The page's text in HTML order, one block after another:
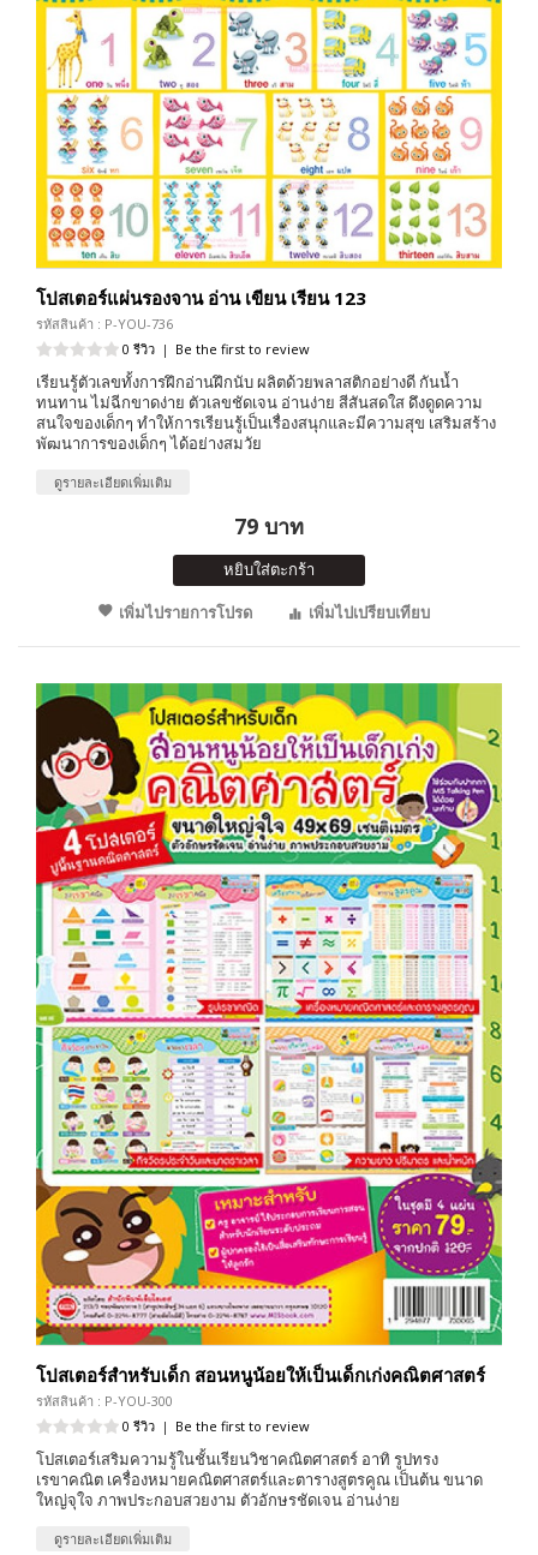
โปสเตอร์แผ่นรองจาน อ่าน เขียน เรียน 123
รหัสสินค้า : P-YOU-736
0 รีวิว | Be the first to review
เรียนรู้ตัวเลขทั้งการฝึกอ่านฝึกนับ ผลิตด้วยพลาสติกอย่างดี กันน้ำ
ทนทาน ไม่ฉีกขาดง่าย ตัวเลขชัดเจน อ่านง่าย สีสันสดใส ดึงดูดความ
สนใจของเด็กๆ ทำให้การเรียนรู้เป็นเรื่องสนุกและมีความสุข เสริมสร้าง
พัฒนาการของเด็กๆ ได้อย่างสมวัย
ดูรายละเอียดเพิ่มเติม
79 บาท
หยิบใส่ตะกร้า
เพิ่มไปรายการโปรด
เพิ่มไปเปรียบเทียบ
โปสเตอร์สำหรับเด็ก สอนหนูน้อยให้เป็นเด็กเก่งคณิตศาสตร์
รหัสสินค้า : P-YOU-300
0 รีวิว | Be the first to review
โปสเตอร์เสริมความรู้ในชั้นเรียนวิชาคณิตศาสตร์ อาทิ รูปทรง
เรขาคณิต เครื่องหมายคณิตศาสตร์และตารางสูตรคูณ เป็นต้น ขนาด
ใหญ่จุใจ ภาพประกอบสวยงาม ตัวอักษรชัดเจน อ่านง่าย
ดูรายละเอียดเพิ่มเติม